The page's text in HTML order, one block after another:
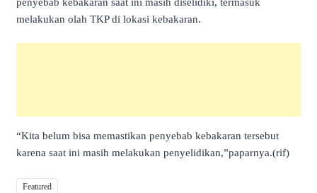
melakukan olah TKP di lokasi kebakaran.
“Kita belum bisa memastikan penyebab kebakaran tersebut
karena saat ini masih melakukan penyelidikan,”paparnya.(rif)
Featured